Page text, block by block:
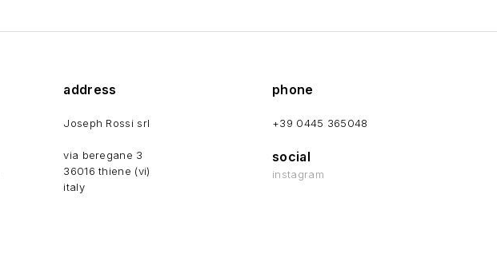
address
Joseph Rossi srl
via beregane 3
36016 thiene (vi)
italy
phone
+39 0445 365048
social
instagram